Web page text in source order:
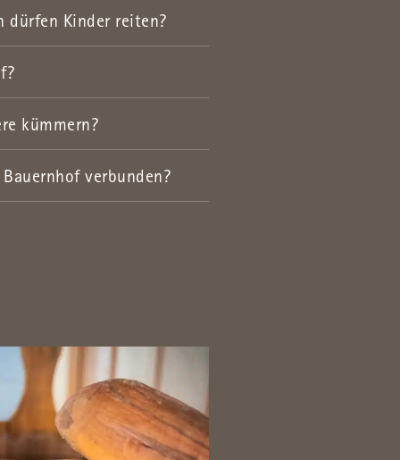
dürfen Kinder reiten?
kümmern?
verbunden?